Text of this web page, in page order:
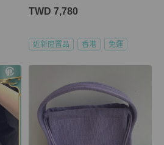
TWD 7,780
近新閒置品 香港 免運